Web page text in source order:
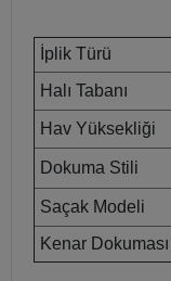
İplik Türü
Halı Tabanı
Hav Yüksekliği
Dokuma Stili
Saçak Modeli
Kenar Dokuması